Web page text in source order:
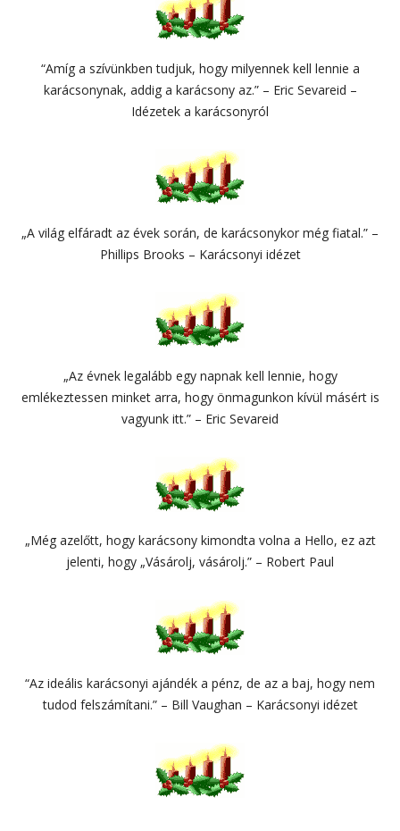
“Amíg a szívünkben tudjuk, hogy milyennek kell lennie a
karácsonynak, addig a karácsony az.” – Eric Sevareid –
Idézetek a karácsonyról
„A világ elfáradt az évek során, de karácsonykor még fiatal.” –
Phillips Brooks – Karácsonyi idézet
„Az évnek legalább egy napnak kell lennie, hogy
emlékeztessen minket arra, hogy önmagunkon kívül másért is
vagyunk itt.” – Eric Sevareid
„Még azelőtt, hogy karácsony kimondta volna a Hello, ez azt
jelenti, hogy „Vásárolj, vásárolj.” – Robert Paul
“Az ideális karácsonyi ajándék a pénz, de az a baj, hogy nem
tudod felszámítani.” – Bill Vaughan – Karácsonyi idézet